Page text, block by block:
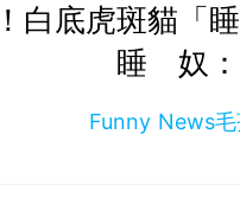
白底虎斑貓「
睡 奴：
Funny News毛